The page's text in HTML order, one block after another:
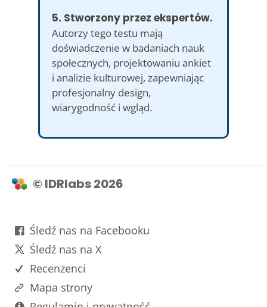
5. Stworzony przez ekspertów.
Autorzy tego testu mają
doświadczenie w badaniach nauk
społecznych, projektowaniu ankiet
i analizie kulturowej, zapewniając
profesjonalny design,
wiarygodność i wgląd.
© IDRlabs 2026
Śledź nas na Facebooku
Śledź nas na X
Recenzenci
Mapa strony